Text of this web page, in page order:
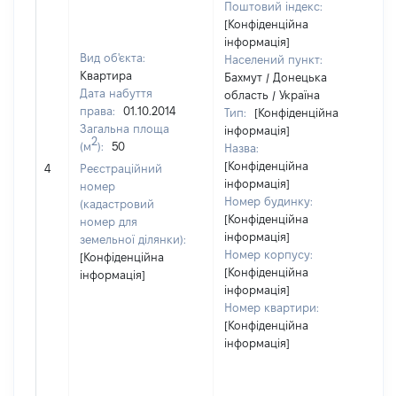
4
Вид об'єкта:
Квартира
Дата набуття
права:
01.10.2014
Загальна площа
(м2):
50
Реєстраційний
номер
(кадастровий
номер для
земельної ділянки):
[Конфіденційна
інформація]
Поштовий індекс:
[Конфіденційна
інформація]
Населений пункт:
Бахмут / Донецька
область / Україна
Тип:
[Конфіденційна
інформація]
Назва:
[Конфіденційна
інформація]
Номер будинку:
[Конфіденційна
інформація]
Номер корпусу:
[Конфіденційна
інформація]
Номер квартири:
[Конфіденційна
інформація]